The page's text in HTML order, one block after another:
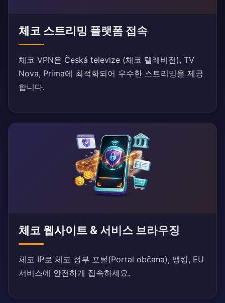
체코 스트리밍 플랫폼 접속
체코 VPN은 Česká televize (체코 텔레비전), TV
Nova, Prima에 최적화되어 우수한 스트리밍을 제공
합니다.
체코 웹사이트 & 서비스 브라우징
체코 IP로 체코 정부 포털(Portal občana), 뱅킹, EU
서비스에 안전하게 접속하세요.